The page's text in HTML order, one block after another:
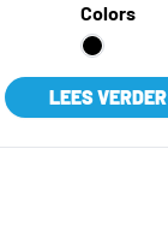
Colors
LEES VERDER